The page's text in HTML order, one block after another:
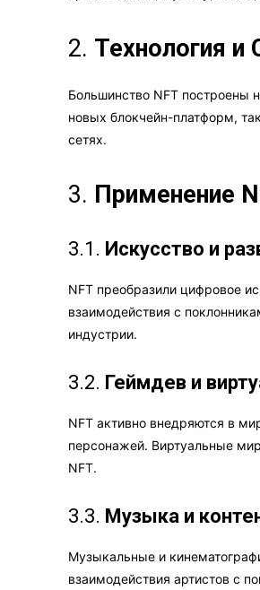
2. Технология и
Большинство NFT построены
новых блокчейн-платформ,
сетях.
3. Применение
3.1. Искусство и
NFT преобразили цифровое
взаимодействия с
индустрии.
3.2. Геймдев и
NFT активно внедряются в
персонажей. Виртуальные
NFT.
3.3. Музыка и
Музыкальные и
взаимодействия артистов с